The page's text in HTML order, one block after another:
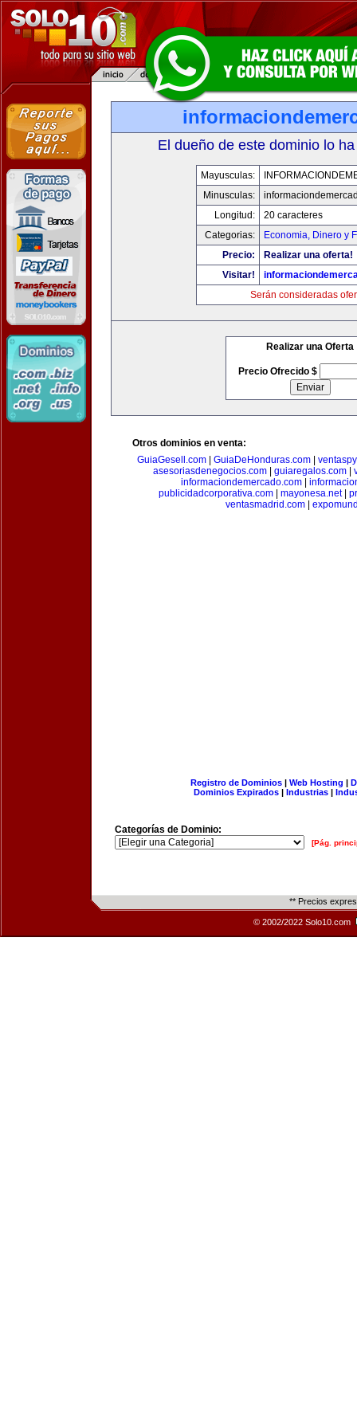
El dueño de este dominio lo
Mayusculas:
Minusculas:
Longitud:
20 caracteres
Categorias:
Economia, Dinero y
Precio:
Realizar una oferta!
Visitar!
Serán consideradas
Realizar una Oferta
Precio Ofrecido $
Otros dominios en venta:
GuiaGesell.com| GuiaDeHonduras.com|
asesoriasdenegocios.com
guiaregalos.com
informaciondemercado.com|
publicidadcorporativa.com
mayonesa.net|
ventasmadrid.com
Registro de Dominios| Web Hosting |
Dominios Expirados | Industrias |
Categorías de Dominio:
[Pág.
** Precios
© 2002/2022 Solo10.com